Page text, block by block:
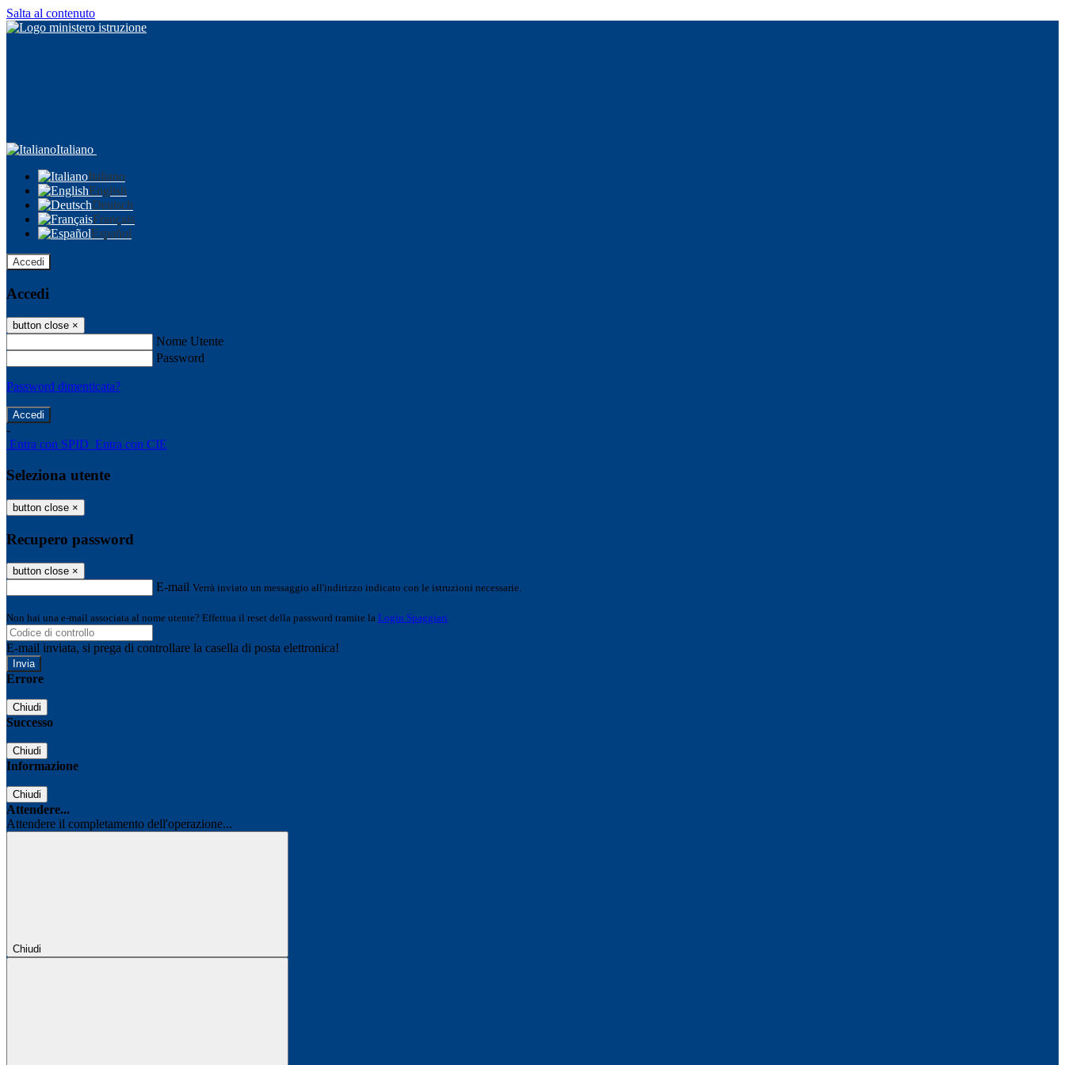
Salta al contenuto
Italiano
Italiano
English
Deutsch
Français
Español
Accedi
Accedi
button close ×
Nome Utente
Password
Password dimenticata?
-
Entra con SPID Entra con CIE
Seleziona utente
button close ×
Recupero password
button close ×
E-mail Verrà inviato un messaggio all'indirizzo indicato con le istruzioni necessarie.
Non hai una e-mail associata al nome utente? Effettua il reset della password tramite la Login Spaggiari
E-mail inviata, si prega di controllare la casella di posta elettronica!
Errore
Chiudi
Successo
Chiudi
Informazione
Chiudi
Attendere...
Attendere il completamento dell'operazione...
Chiudi